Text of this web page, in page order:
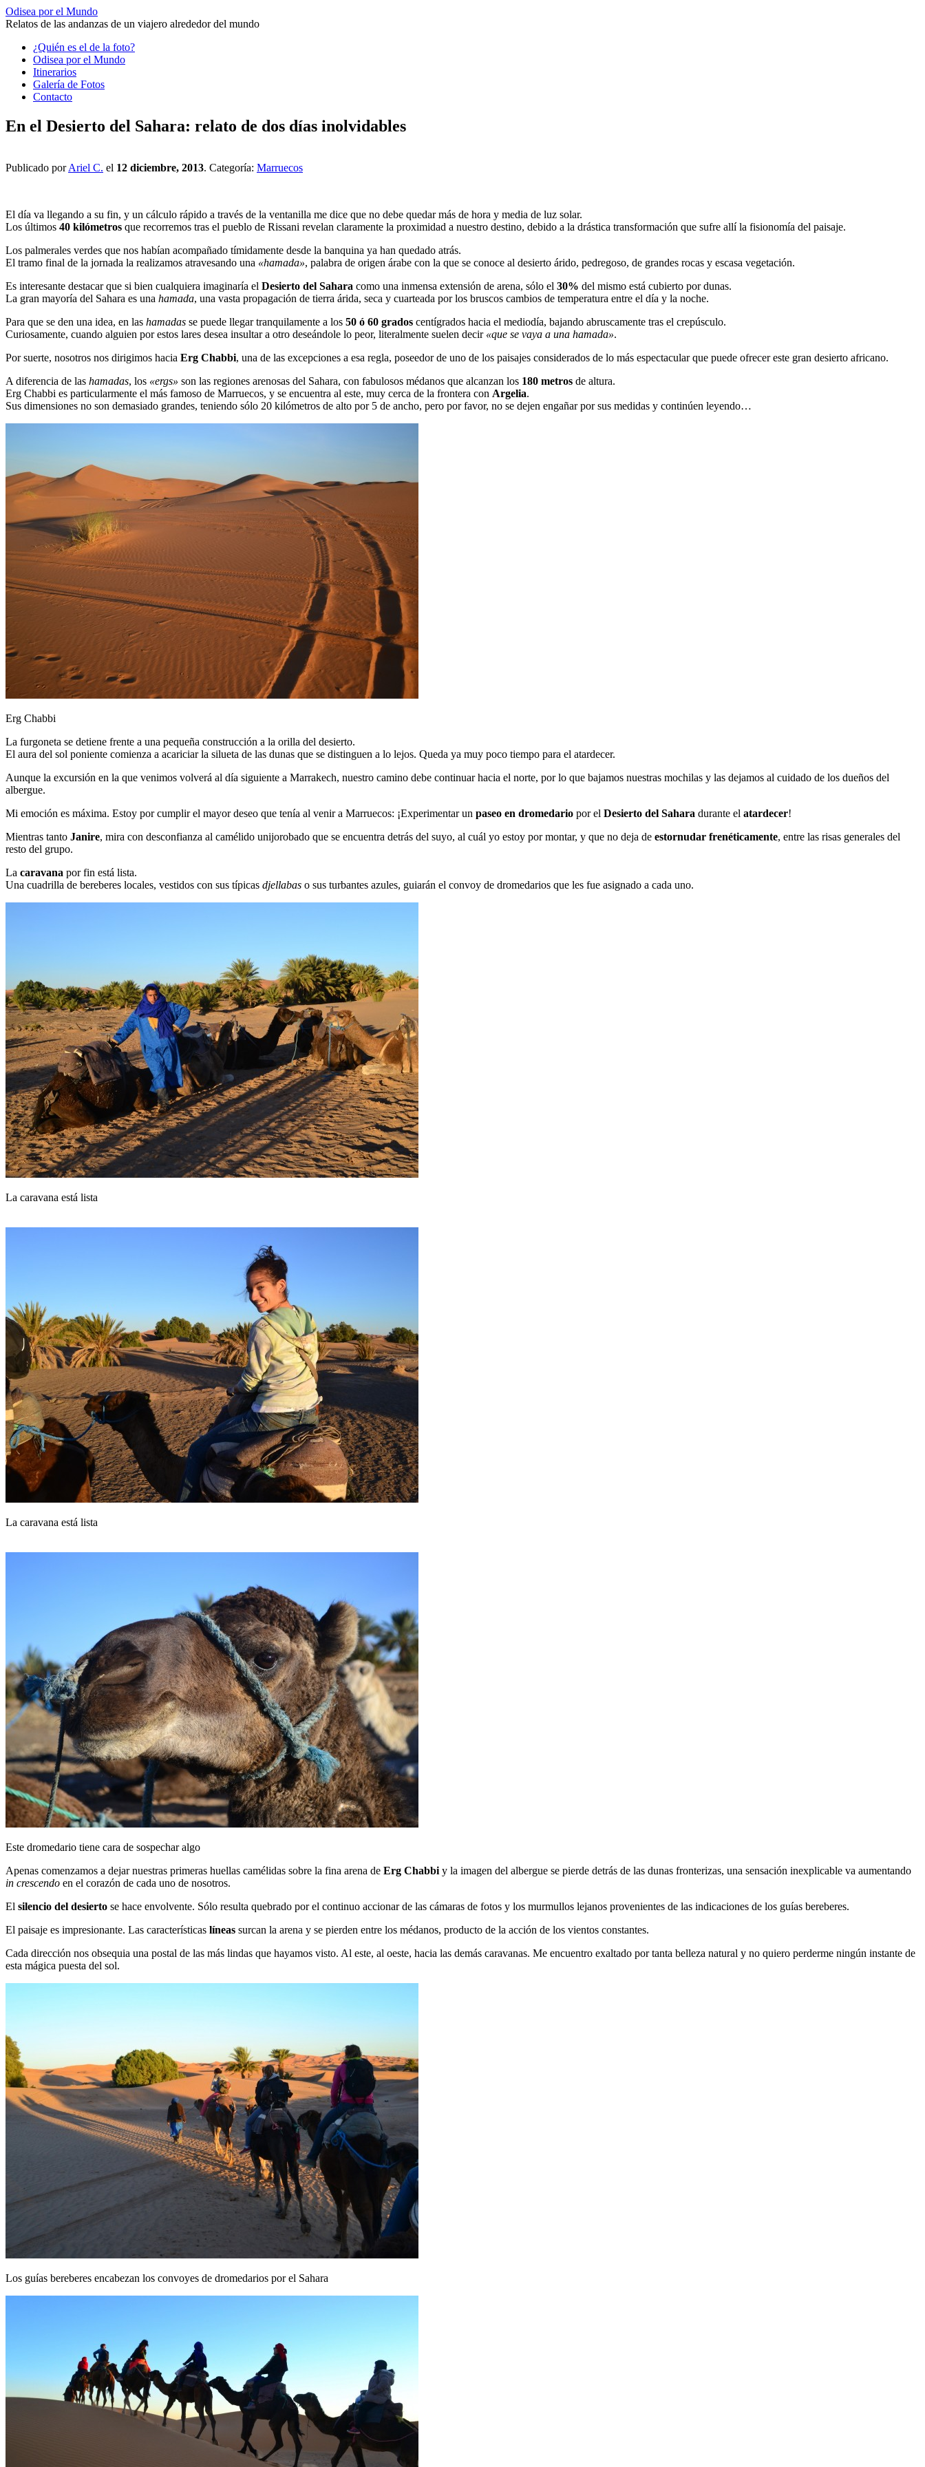
Odisea por el Mundo
Relatos de las andanzas de un viajero alrededor del mundo
Saltar
contenido
¿Quién es el de la foto?
Odisea por el Mundo
Itinerarios
Galería de Fotos
Contacto
En el Desierto del Sahara: relato de dos días inolvidables
Publicado porAriel C. el 12 diciembre, 2013. Categoría: Marruecos
El día va llegando a su fin, y un cálculo rápido a través de la ventanilla me dice que no debe quedar más de hora y media de luz solar.
Los últimos 40 kilómetros que recorremos tras el pueblo de Rissani revelan claramente la proximidad a nuestro destino, debido a la drástica transformación que sufre allí la fisionomía del paisaje.
Los palmerales verdes que nos habían acompañado tímidamente desde la banquina ya han quedado atrás.
El tramo final de la jornada la realizamos atravesando una «hamada», palabra de origen árabe con la que se conoce al desierto árido, pedregoso, de grandes rocas y escasa vegetación.
Es interesante destacar que si bien cualquiera imaginaría el Desierto del Sahara como una inmensa extensión de arena, sólo el 30% del mismo está cubierto por dunas.
La gran mayoría del Sahara es una hamada, una vasta propagación de tierra árida, seca y cuarteada por los bruscos cambios de temperatura entre el día y la noche.
Para que se den una idea, en las hamadas se puede llegar tranquilamente a los 50 ó 60 grados centígrados hacia el mediodía, bajando abruscamente tras el crepúsculo.
Curiosamente, cuando alguien por estos lares desea insultar a otro deseándole lo peor, literalmente suelen decir «que se vaya a una hamada».
Por suerte, nosotros nos dirigimos hacia Erg Chabbi, una de las excepciones a esa regla, poseedor de uno de los paisajes considerados de lo más espectacular que puede ofrecer este gran desierto africano.
A diferencia de las hamadas, los «ergs» son las regiones arenosas del Sahara, con fabulosos médanos que alcanzan los 180 metros de altura.
Erg Chabbi es particularmente el más famoso de Marruecos, y se encuentra al este, muy cerca de la frontera con Argelia.
Sus dimensiones no son demasiado grandes, teniendo sólo 20 kilómetros de alto por 5 de ancho, pero por favor, no se dejen engañar por sus medidas y continúen leyendo…
Erg Chabbi
La furgoneta se detiene frente a una pequeña construcción a la orilla del desierto.
El aura del sol poniente comienza a acariciar la silueta de las dunas que se distinguen a lo lejos. Queda ya muy poco tiempo para el atardecer.
Aunque la excursión en la que venimos volverá al día siguiente a Marrakech, nuestro camino debe continuar hacia el norte, por lo que bajamos nuestras mochilas y las dejamos al cuidado de los dueños del
albergue.
Mi emoción es máxima. Estoy por cumplir el mayor deseo que tenía al venir a Marruecos: ¡Experimentar un paseo en dromedario por el Desierto del Sahara durante el atardecer!
Mientras tanto Janire, mira con desconfianza al camélido unijorobado que se encuentra detrás del suyo, al cuál yo estoy por montar, y que no deja de estornudar frenéticamente, entre las risas generales del
resto del grupo.
La caravana por fin está lista.
Una cuadrilla de bereberes locales, vestidos con sus típicas djellabas o sus turbantes azules, guiarán el convoy de dromedarios que les fue asignado a cada uno.
La caravana está lista
La caravana está lista
Este dromedario tiene cara de sospechar algo
Apenas comenzamos a dejar nuestras primeras huellas camélidas sobre la fina arena de Erg Chabbi y la imagen del albergue se pierde detrás de las dunas fronterizas, una sensación inexplicable va aumentando
in crescendo en el corazón de cada uno de nosotros.
El silencio del desierto se hace envolvente. Sólo resulta quebrado por el continuo accionar de las cámaras de fotos y los murmullos lejanos provenientes de las indicaciones de los guías bereberes.
El paisaje es impresionante. Las características líneas surcan la arena y se pierden entre los médanos, producto de la acción de los vientos constantes.
Cada dirección nos obsequia una postal de las más lindas que hayamos visto. Al este, al oeste, hacia las demás caravanas. Me encuentro exaltado por tanta belleza natural y no quiero perderme ningún instante de
esta mágica puesta del sol.
Los guías bereberes encabezan los convoyes de dromedarios por el Sahara